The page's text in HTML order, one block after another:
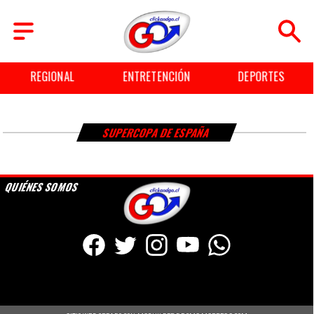
REGIONAL ENTRETENCIÓN DEPORTES
SUPERCOPA DE ESPAÑA
QUIÉNES SOMOS